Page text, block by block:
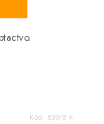
Kód: 839/5 K